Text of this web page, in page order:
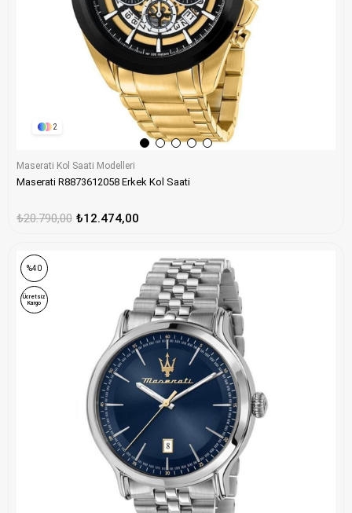
2
Maserati Kol Saati Modelleri
Maserati R8873612058 Erkek Kol Saati
₺12.474,00
₺20.790,00
%40
Ücretsiz
Kargo